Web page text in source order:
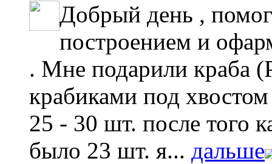
Добрый день ,
построением и
. Мне подарили краба
крабиками под
25 - 30 шт. после того
было 23 шт. я... дальше